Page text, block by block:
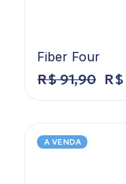
Fiber Four
R$91,90 R$
A VENDA